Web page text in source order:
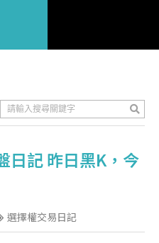
日記 昨日黑K，今
選擇權交易日記